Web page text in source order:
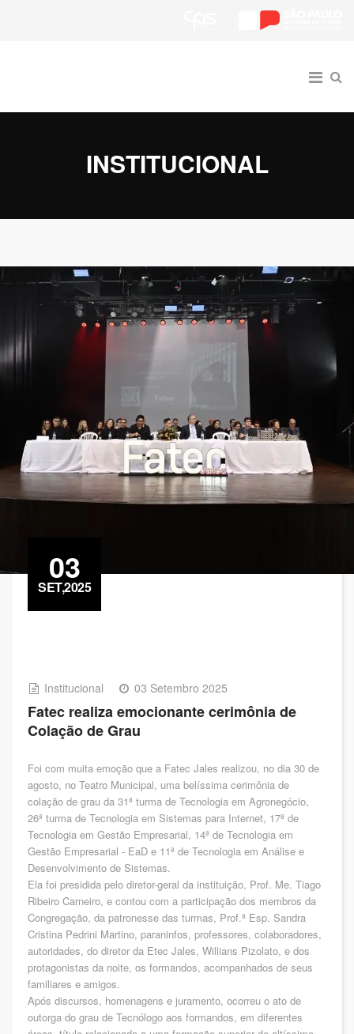
INSTITUCIONAL
03
SET,2025
Institucional 03 Setembro 2025
Fatec realiza emocionante cerimônia de
Colação de Grau
Foi com muita emoção que a Fatec Jales realizou, no dia 30 de
agosto, no Teatro Municipal, uma belíssima cerimônia de
colação de grau da 31ª turma de Tecnologia em Agronegócio,
26ª turma de Tecnologia em Sistemas para Internet, 17ª de
Tecnologia em Gestão Empresarial, 14ª de Tecnologia em
Gestão Empresarial - EaD e 11ª de Tecnologia em Análise e
Desenvolvimento de Sistemas.
Ela foi presidida pelo diretor-geral da instituição, Prof. Me. Tiago
Ribeiro Carneiro, e contou com a participação dos membros da
Congregação, da patronesse das turmas, Prof.ª Esp. Sandra
Cristina Pedrini Martino, paraninfos, professores, colaboradores,
autoridades, do diretor da Etec Jales, Willians Pizolato, e dos
protagonistas da noite, os formandos, acompanhados de seus
familiares e amigos.
Após discursos, homenagens e juramento, ocorreu o ato de
outorga do grau de Tecnólogo aos formandos, em diferentes